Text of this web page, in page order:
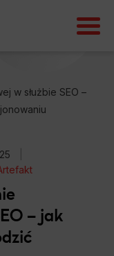
w służbie SEO –
– jak